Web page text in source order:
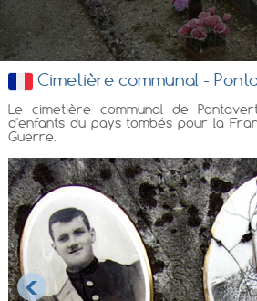
Cimetière communal -
Le cimetière communal de
d'enfants du pays tombés pour la
Guerre.